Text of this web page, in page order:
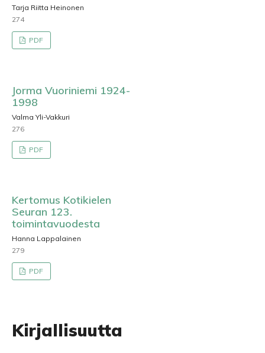
Tarja Riitta Heinonen
274
PDF
Jorma Vuoriniemi 1924-
1998
Valma Yli-Vakkuri
276
PDF
Kertomus Kotikielen
Seuran 123.
toimintavuodesta
Hanna Lappalainen
279
PDF
Kirjallisuutta